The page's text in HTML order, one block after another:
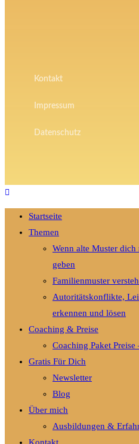
Kontakt
Impressum
Datenschutz
Startseite
Themen
Wenn alte Muster
geben
Familienmuster
Autoritätskonflikte,
erkennen und lösen
Coaching & Preise
Coaching Paket
Gratis Für Dich
Newsletter
Blog
Über mich
Ausbildungen &
Kontakt